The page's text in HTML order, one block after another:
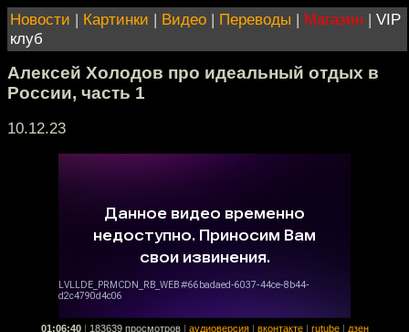
Новости | Картинки | Видео | Переводы | Магазин | VIP
клуб
Алексей Холодов про идеальный отдых в
России, часть 1
10.12.23
01:06:40 183639 просмотров аудиоверсия вконтакте rutube дзен